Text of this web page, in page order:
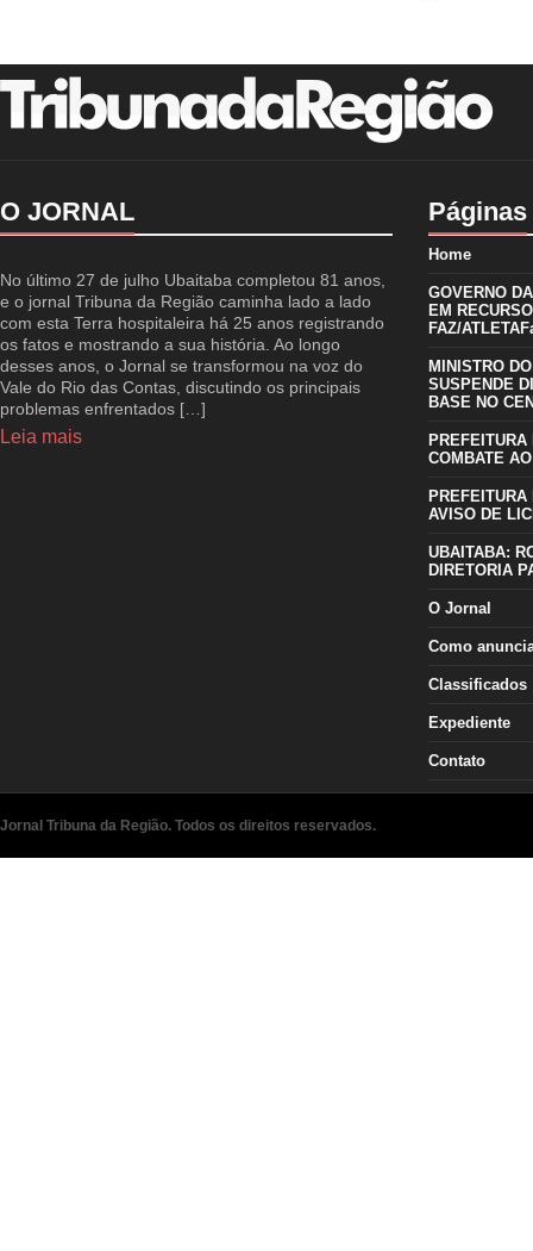
O JORNAL
No último 27 de julho Ubaitaba completou 81 anos,
e o jornal Tribuna da Região caminha lado a lado
com esta Terra hospitaleira há 25 anos registrando
os fatos e mostrando a sua história. Ao longo
desses anos, o Jornal se transformou na voz do
Vale do Rio das Contas, discutindo os principais
problemas enfrentados […]
Leia mais
Páginas
Home
GOVERNO
EM
FAZ/
MINISTRO
SUSPENDE
BASE NO
COMBATE
AVISO DE
UBAITABA:
DIRETORIA
O Jornal
Como
Classificados
Expediente
Contato
Jornal Tribuna da Região. Todos os direitos reservados.